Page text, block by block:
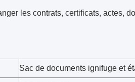
les contrats, certificats, actes,
Sac de documents ignifuge et